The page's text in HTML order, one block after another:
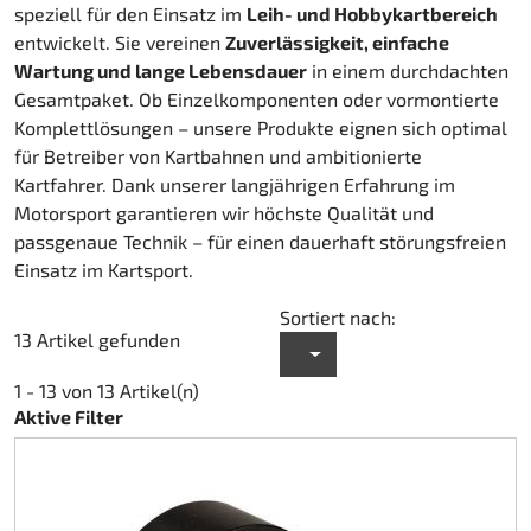
speziell für den Einsatz im Leih- und Hobbykartbereich
entwickelt. Sie vereinen Zuverlässigkeit, einfache
Wartung und lange Lebensdauer in einem durchdachten
Gesamtpaket. Ob Einzelkomponenten oder vormontierte
Komplettlösungen – unsere Produkte eignen sich optimal
für Betreiber von Kartbahnen und ambitionierte
Kartfahrer. Dank unserer langjährigen Erfahrung im
Motorsport garantieren wir höchste Qualität und
passgenaue Technik – für einen dauerhaft störungsfreien
Einsatz im Kartsport.
13 Artikel gefunden
Sortiert nach:
1 - 13 von 13 Artikel(n)
Aktive Filter
Kart-Regenbekleidung
Teamwear Speed
Custom-Teamwear
Sonstiges
Schuhe
Sonstiges
Sonstiges
Zubehör Rapid I + II (FF353)
Zubehör Stream I (FF320)
Zubehör Stream II (FF808)
Helmtaschen
Aufkleber
Kartgaragen
Kartwagen
Kettenantrieb 219
Kettenantrieb 428
Kraftstoff
Kupplung Amsbeck
Kupplung Suco
Kühlsystem
Zubehör
Kupplung Ölbad 270
DM Zubehör
DM Kit`s und Updates
gebrauchte Motorenteile
Motor Honda GX 200
Motor Honda GX 270
Motor Honda GX 390